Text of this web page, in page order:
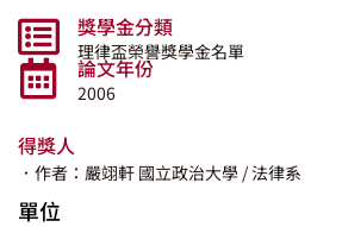
獎學金分類
理律盃榮譽獎學金名單
論文年份
2006
得獎人
．作者：嚴翊軒 國立政治大學 / 法律系
單位